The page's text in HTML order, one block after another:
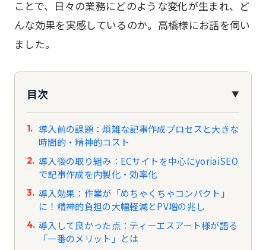
ことで、日々の業務にどのような変化が生まれ、ど
んな効果を実感しているのか。高橋様にお話を伺い
ました。
目次 ▼
導入前の課題：煩雑な記事作成プロセスと大きな
時間的・精神的コスト
導入後の取り組み：ECサイトを中心にyoriaiSEO
で記事作成を内製化・効率化
導入効果：作業が「めちゃくちゃコンパクト」
に！精神的負担の大幅軽減とPV増の兆し
導入して良かった点：ティーエスアート様が語る
「一番のメリット」とは